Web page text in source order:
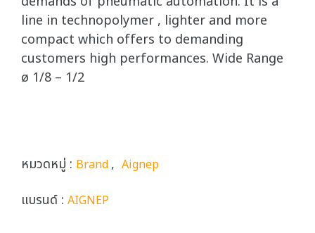
line in technopolymer , lighter and more
compact which offers to demanding
customers high performances. Wide Range
ø 1/8 – 1/2
หมวดหมู่ : Brand, Aignep
แบรนด์ : AIGNEP